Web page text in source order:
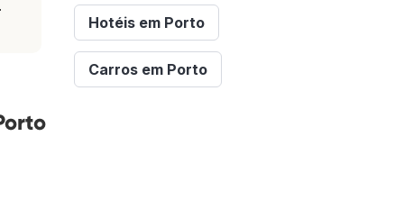
Hotéis em Porto
Carros em Porto